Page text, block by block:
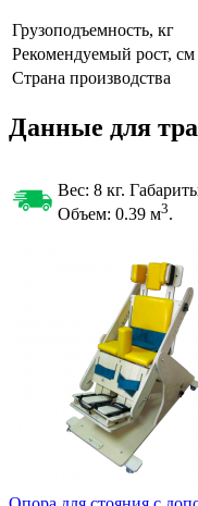
Грузоподъемность, кг
Рекомендуемый рост, см
Страна производства
Данные для
Вес: 8 кг.
Объем: 0.39 м3.